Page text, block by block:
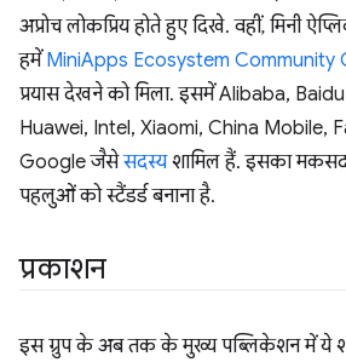
अप्रोच लोकप्रिय होते हुए दिखे. वहीं, मिनी
हमें MiniApps Ecosystem Community
प्रयास देखने को मिला. इसमें Alibaba,
Huawei, Intel, Xiaomi, China Mobile,
Google जैसेसदस्यशामिल हैं. इसका
पहलुओं को स्टैंडर्ड बनाना है.
प्रकाशन
इस ग्रुप के अब तक के मुख्य पब्लिकेशन में ये